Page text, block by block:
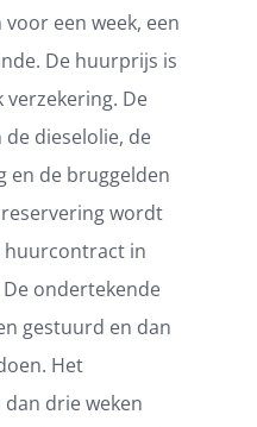
een week, een
De huurprijs is
verzekering. De
dieselolie, de
en de bruggelden
wordt
huurcontract in
ondertekende
gestuurd en dan
Het
drie weken